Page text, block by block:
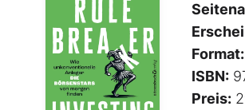
Format:
ISBN:
Preis: